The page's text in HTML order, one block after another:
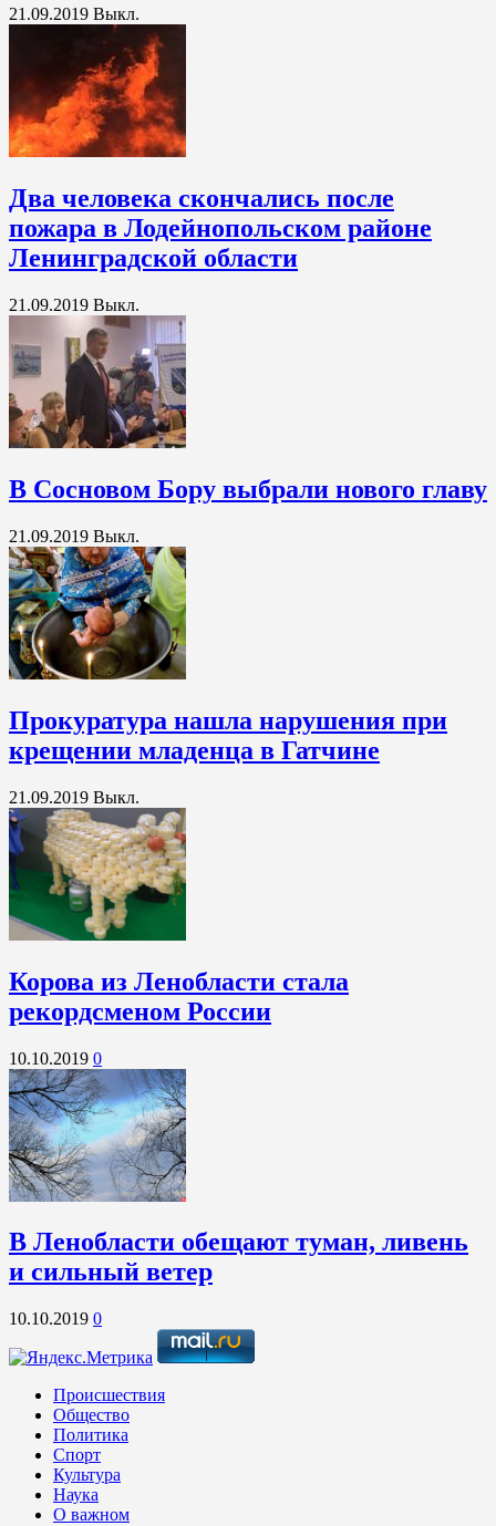
21.09.2019 Выкл.
Два человека скончались после
пожара в Лодейнопольском районе
Ленинградской области
21.09.2019 Выкл.
В Сосновом Бору выбрали нового главу
21.09.2019 Выкл.
Прокуратура нашла нарушения при
крещении младенца в Гатчине
21.09.2019 Выкл.
Корова из Ленобласти стала
рекордсменом России
10.10.2019 0
В Ленобласти обещают туман, ливень
и сильный ветер
10.10.2019 0
Происшествия
Общество
Политика
Спорт
Культура
Наука
О важном